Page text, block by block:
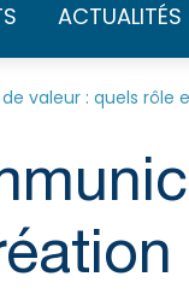
ACTUALITÉS
valeur : quels rôle